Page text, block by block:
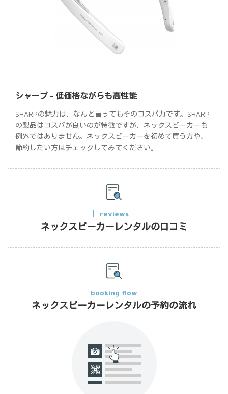
シャープ - 低価格ながらも高性能
SHARPの魅力は、なんと言ってもそのコスパ力です。SHARP
の製品はコスパが良いのが特徴ですが、ネックスピーカーも
例外ではありません。ネックスピーカーを初めて買う方や、
節約したい方はチェックしてみてください。
reviews
ネックスピーカーレンタルの口コミ
booking flow
ネックスピーカーレンタルの予約の流れ